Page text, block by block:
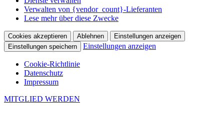
Verwalten von {vendor_count}-Lieferanten
Lese mehr über diese Zwecke
Cookies akzeptieren Ablehnen
Einstellungen anzeigen
Einstellungen speichern
Einstellungen anzeigen
Cookie-Richtlinie
Datenschutz
Impressum
MITGLIED WERDEN